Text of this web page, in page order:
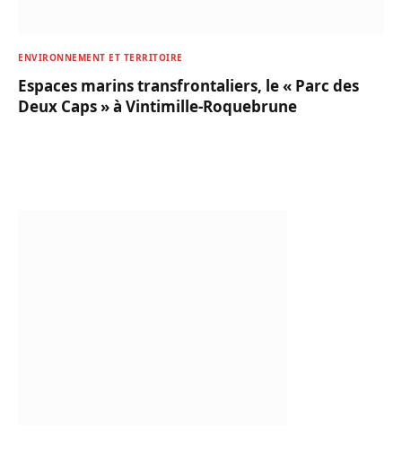
ENVIRONNEMENT ET TERRITOIRE
Espaces marins transfrontaliers, le « Parc des
Deux Caps » à Vintimille-Roquebrune